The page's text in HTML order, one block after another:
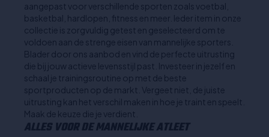
aangepast voor verschillende sporten zoals voetbal,
basketbal, hardlopen, fitness en meer. Ieder item in onze
collectie is zorgvuldig getest en geselecteerd om te
voldoen aan de strenge eisen van mannelijke sporters.
Blader door ons aanbod en vind de perfecte uitrusting
die bij jouw actieve levensstijl past. Investeer in jezelf en
schaal je trainingsroutine op met de beste
sportproducten op de markt. Vergeet niet, de juiste
uitrusting kan het verschil maken in hoe je traint en speelt.
Maak de keuze die je verdient.
ALLES VOOR DE MANNELIJKE ATLEET